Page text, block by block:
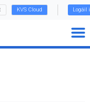
KVS Cloud Logáil